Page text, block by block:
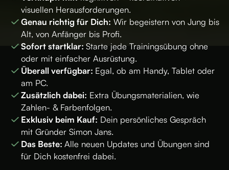
visuellen Herausforderungen.
Genau richtig für Dich: Wir begeistern von Jung bis
Alt, von Anfänger bis Profi.
Sofort startklar: Starte jede Trainingsübung ohne
oder mit einfacher Ausrüstung.
Überall verfügbar: Egal, ob am Handy, Tablet oder
am PC.
Zusätzlich dabei: Extra Übungsmaterialien, wie
Zahlen- & Farbenfolgen.
Exklusiv beim Kauf: Dein persönliches Gespräch
mit Gründer Simon Jans.
Das Beste: Alle neuen Updates und Übungen sind
für Dich kostenfrei dabei.